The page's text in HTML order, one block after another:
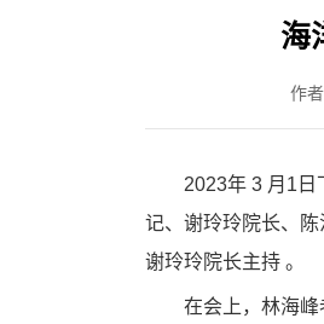
海
作
2023年 3 月 1
记、谢玲玲院长、
谢玲玲院长主持 。
在会上，林海